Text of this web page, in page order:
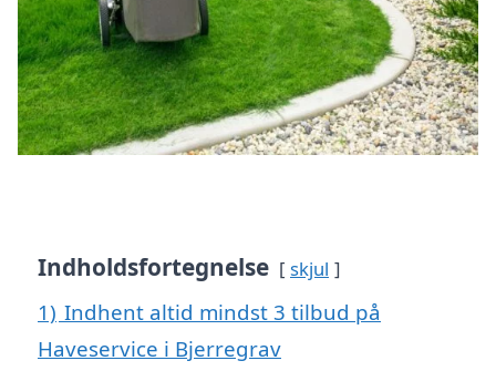
Indholdsfortegnelse skjul
1) Indhent altid mindst 3 tilbud på
Haveservice i Bjerregrav